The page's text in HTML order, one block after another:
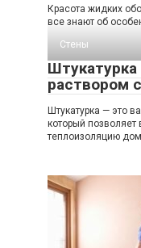
Красота жидких
все знают об
Стены
раствором
Штукатурка — это
который позволяет
теплоизоляцию